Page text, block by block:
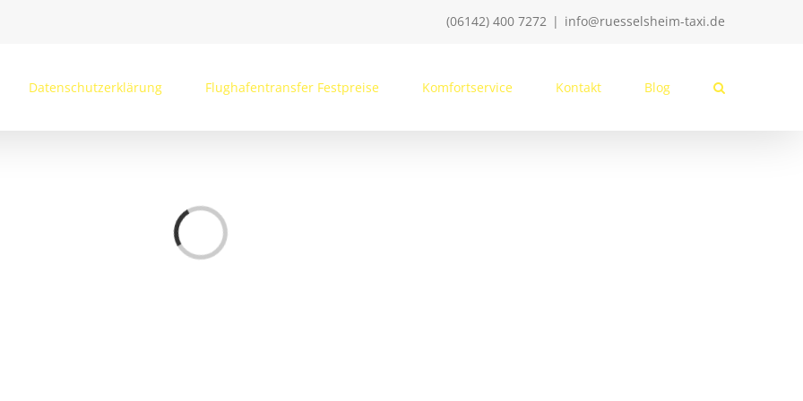
(06142) 400 7272 | info@ruesselsheim-taxi.de
Datenschutzerklärung Flughafentransfer Festpreise Komfortservice Kontakt Blog
Loading...